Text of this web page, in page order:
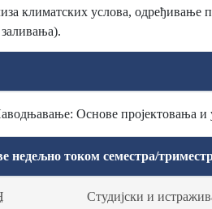
климатских услова,
заливања).
Основе пројектовања
недељно током семестра/
Студијски и